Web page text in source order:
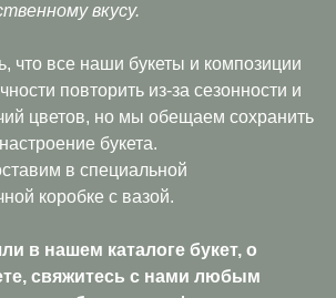
вкусу.
что все наши букеты и композиции
повторить из-за сезонности и
цветов, но мы обещаем сохранить
букета.
в специальной
коробке с вазой.
в нашем каталоге букет, о
свяжитесь с нами любым